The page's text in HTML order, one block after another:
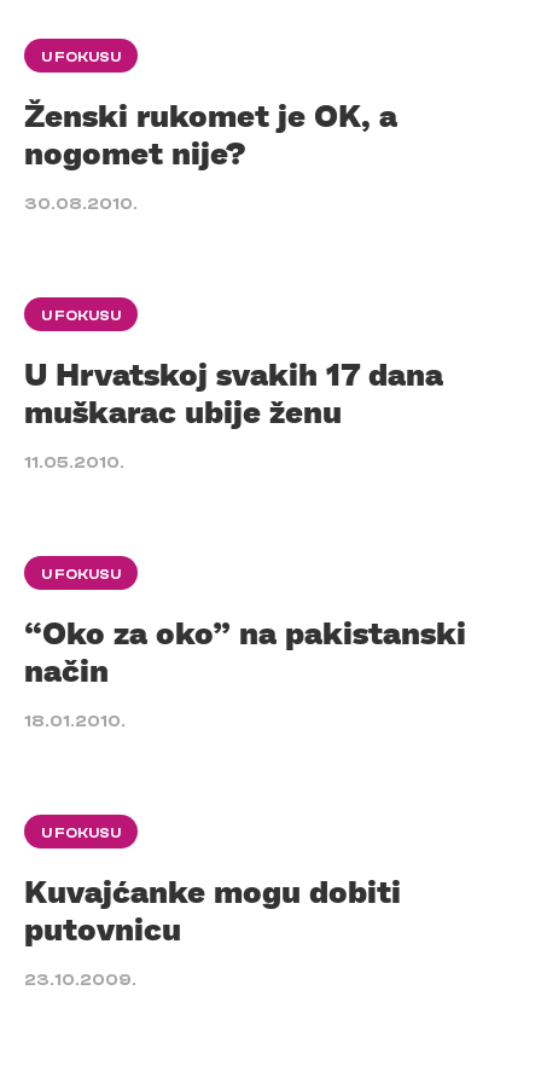
U FOKUSU
Ženski rukomet je OK, a
nogomet nije?
30.08.2010.
U FOKUSU
U Hrvatskoj svakih 17 dana
muškarac ubije ženu
11.05.2010.
U FOKUSU
“Oko za oko” na pakistanski
način
18.01.2010.
U FOKUSU
Kuvajćanke mogu dobiti
putovnicu
23.10.2009.